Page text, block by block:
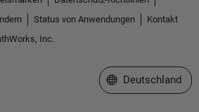
Status von Anwendungen
Kontakt
Inc.
Website auswählen
Deutschland